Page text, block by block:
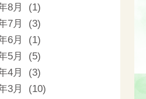
8月 (1)
7月 (3)
6月 (1)
5月 (5)
4月 (3)
3月 (10)